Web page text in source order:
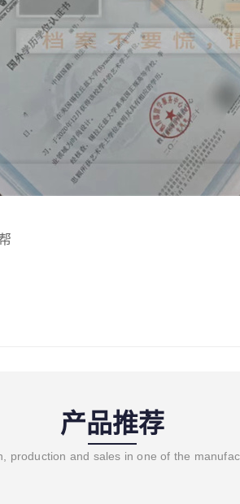
产品推荐
production and sales in one of the